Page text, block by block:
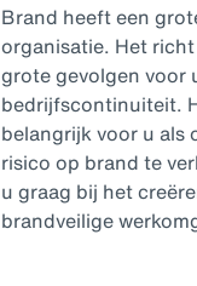
Brand heeft een
organisatie. Het
grote gevolgen voor
bedrijfscontinuiteit.
belangrijk voor u als
risico op brand te
u graag bij het
brandveilige